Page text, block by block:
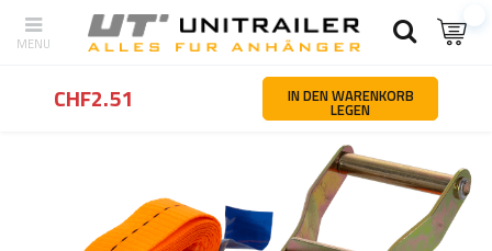
Zurück Startseite Ladungssicherung Zurrgurte UNITRAILER
CHF2.51 IN DEN WARENKORB
LEGEN